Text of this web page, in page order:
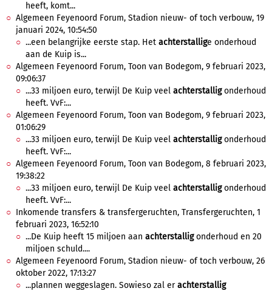
heeft, komt...
Algemeen Feyenoord Forum, Stadion nieuw- of toch verbouw, 19
januari 2024, 10:54:50
...een belangrijke eerste stap. Het achterstallige onderhoud
aan de Kuip is...
Algemeen Feyenoord Forum, Toon van Bodegom, 9 februari 2023,
09:06:37
...33 miljoen euro, terwijl De Kuip veel achterstalligonderhoud
heeft. VvF:...
Algemeen Feyenoord Forum, Toon van Bodegom, 9 februari 2023,
01:06:29
...33 miljoen euro, terwijl De Kuip veel achterstalligonderhoud
heeft. VvF:...
Algemeen Feyenoord Forum, Toon van Bodegom, 8 februari 2023,
19:38:22
...33 miljoen euro, terwijl De Kuip veel achterstalligonderhoud
heeft. VvF:...
Inkomende transfers & transfergeruchten, Transfergeruchten, 1
februari 2023, 16:52:10
...De Kuip heeft 15 miljoen aan achterstalligonderhoud en 20
miljoen schuld....
Algemeen Feyenoord Forum, Stadion nieuw- of toch verbouw, 26
oktober 2022, 17:13:27
...plannen weggeslagen. Sowieso zal erachterstallig